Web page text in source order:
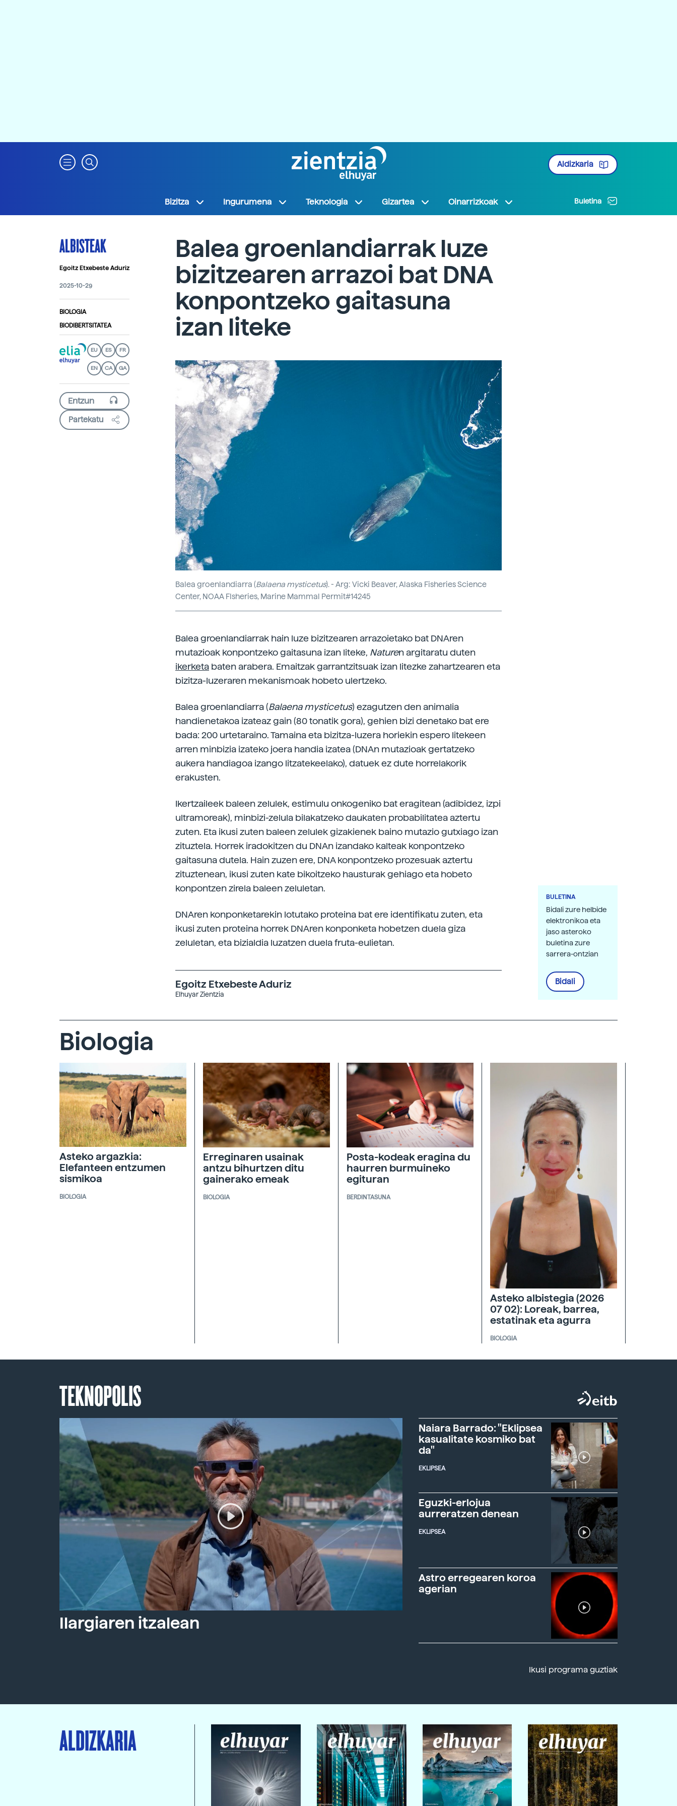
Aldizkaria
Bizitza Ingurumena Teknologia Gizartea Oinarrizkoak Buletina
ALBISTEAK
Egoitz Etxebeste Aduriz
2025-10-29
BIOLOGIA
BIODIBERTSITATEA
EU ES FR
EN CA GA
Partekatu
Balea groenlandiarrak luze
bizitzearen arrazoi bat DNA
konpontzeko gaitasuna
izan liteke
Balea groenlandiarra (Balaena mysticetus). - Arg: Vicki Beaver, Alaska Fisheries Science
Center, NOAA FIsheries, Marine Mammal Permit#14245
Balea groenlandiarrak hain luze bizitzearen arrazoietako bat DNAren
mutazioak konpontzeko gaitasuna izan liteke, Naturen argitaratu duten
ikerketa baten arabera. Emaitzak garrantzitsuak izan litezke zahartzearen eta
bizitza-luzeraren mekanismoak hobeto ulertzeko.
Balea groenlandiarra (Balaena mysticetus) ezagutzen den animalia
handienetakoa izateaz gain (80 tonatik gora), gehien bizi denetako bat ere
bada: 200 urtetaraino. Tamaina eta bizitza-luzera horiekin espero litekeen
arren minbizia izateko joera handia izatea (DNAn mutazioak gertatzeko
aukera handiagoa izango litzatekeelako), datuek ez dute horrelakorik
erakusten.
Ikertzaileek baleen zelulek, estimulu onkogeniko bat eragitean (adibidez, izpi
ultramoreak), minbizi-zelula bilakatzeko daukaten probabilitatea aztertu
zuten. Eta ikusi zuten baleen zelulek gizakienek baino mutazio gutxiago izan
zituztela. Horrek iradokitzen du DNAn izandako kalteak konpontzeko
gaitasuna dutela. Hain zuzen ere, DNA konpontzeko prozesuak aztertu
zituztenean, ikusi zuten kate bikoitzeko hausturak gehiago eta hobeto
konpontzen zirela baleen zeluletan.
DNAren konponketarekin lotutako proteina bat ere identifikatu zuten, eta
ikusi zuten proteina horrek DNAren konponketa hobetzen duela giza
zeluletan, eta bizialdia luzatzen duela fruta-eulietan.
Egoitz Etxebeste Aduriz
Elhuyar Zientzia
BULETINA
Bidali zure helbide
elektronikoa eta
jaso asteroko
buletina zure
sarrera-ontzian
Bidali
Biologia
Asteko argazkia:
Elefanteen entzumen
sismikoa
BIOLOGIA
Erreginaren usainak
antzu bihurtzen ditu
gainerako emeak
BIOLOGIA
Posta-kodeak eragina du
haurren burmuineko
egituran
BERDINTASUNA
Asteko albistegia (2026
07 02): Loreak, barrea,
estatinak eta agurra
BIOLOGIA
TEKNOPOLIS
Ilargiaren itzalean
Naiara Barrado: "Eklipsea
kasualitate kosmiko bat
da"
EKLIPSEA
Eguzki-erlojua
aurreratzen denean
EKLIPSEA
Astro erregearen koroa
agerian
Ikusi programa guztiak
ALDIZKARIA